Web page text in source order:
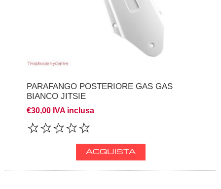
PARAFANGO POSTERIORE GAS GAS
BIANCO JITSIE
€30,00 IVA inclusa